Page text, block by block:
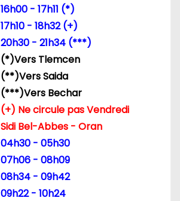
16h00 - 17h11 (*)
17h10 - 18h32 (+)
20h30 - 21h34 (***)
(*)Vers Tlemcen
(**)Vers Saida
(***)Vers Bechar
(+) Ne circule pas Vendredi
Sidi Bel-Abbes - Oran
04h30 - 05h30
07h06 - 08h09
08h34 - 09h42
09h22 - 10h24